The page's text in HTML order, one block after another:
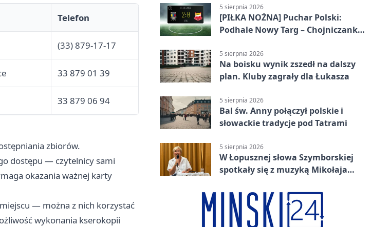
Telefon
(33) 879-17-17
33 879 01 39
33 879 06 94
zbiorów.
dostępu — czytelnicy sami
okazania ważnej karty
— można z nich korzystać
wykonania kserokopii
5 sierpnia 2026
[PIŁKA NOŻNA] Puchar Polski:
Podhale Nowy Targ – Chojniczanka
awans gospodarzom
5 sierpnia 2026
Na boisku wynik zszedł na dalszy
plan. Kluby zagrały dla Łukasza
5 sierpnia 2026
Bal św. Anny połączył polskie i
słowackie tradycje pod Tatrami
5 sierpnia 2026
W Łopusznej słowa Szymborskiej
spotkały się z muzyką Mikołaja